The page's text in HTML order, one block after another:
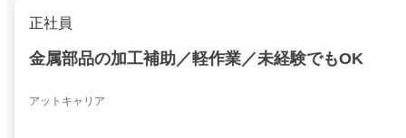
正社員
金属部品の加工補助／軽作業／未経験でもOK
アットキャリア